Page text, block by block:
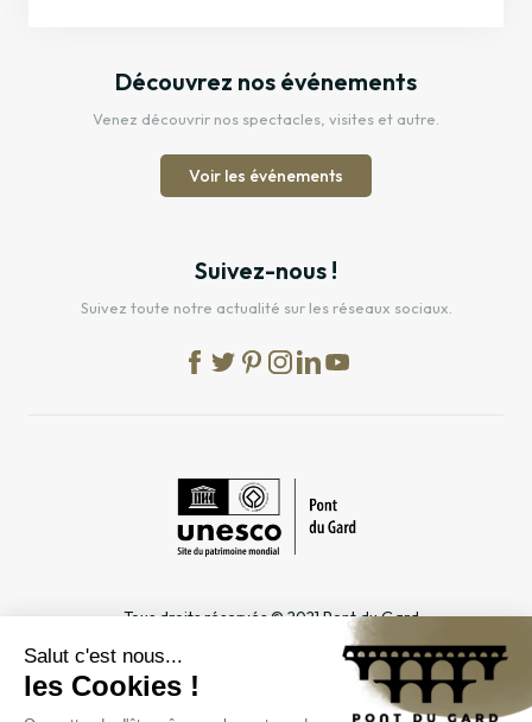
Découvrez nos événements
Venez découvrir nos spectacles, visites et autre.
Voir les événements
Suivez-nous !
Suivez toute notre actualité sur les réseaux sociaux.
Tous droits réservés © 2021 Pont du Gard
Confidentialité
ESPACES DÉDIÉS